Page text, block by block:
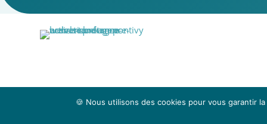
🍪 Nous utilisons des cookies pour vous garantir